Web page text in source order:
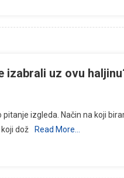
izabrali uz ovu
pitanje izgleda. Način na koji
dož
Read More…